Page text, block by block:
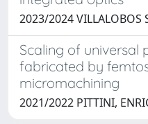
2023/2024 VILLALOBOS
Scaling of universal
fabricated by
micromachining
2021/2022 PITTINI,